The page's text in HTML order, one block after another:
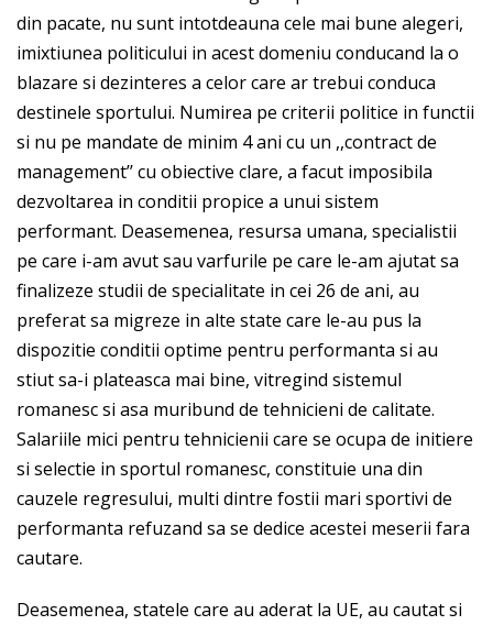
din pacate, nu sunt intotdeauna cele mai bune alegeri,
imixtiunea politicului in acest domeniu conducand la o
blazare si dezinteres a celor care ar trebui conduca
destinele sportului. Numirea pe criterii politice in functii
si nu pe mandate de minim 4 ani cu un ,,contract de
management’’ cu obiective clare, a facut imposibila
dezvoltarea in conditii propice a unui sistem
performant. Deasemenea, resursa umana, specialistii
pe care i-am avut sau varfurile pe care le-am ajutat sa
finalizeze studii de specialitate in cei 26 de ani, au
preferat sa migreze in alte state care le-au pus la
dispozitie conditii optime pentru performanta si au
stiut sa-i plateasca mai bine, vitregind sistemul
romanesc si asa muribund de tehnicieni de calitate.
Salariile mici pentru tehnicienii care se ocupa de initiere
si selectie in sportul romanesc, constituie una din
cauzele regresului, multi dintre fostii mari sportivi de
performanta refuzand sa se dedice acestei meserii fara
cautare.
Deasemenea, statele care au aderat la UE, au cautat si